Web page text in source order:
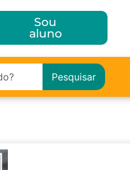
Sou
aluno
Pesquisar